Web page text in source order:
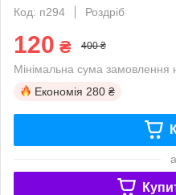
Код: п294
Роздріб
120 ₴ 400 ₴
Мінімальна сума замовлення
Економія 280 ₴